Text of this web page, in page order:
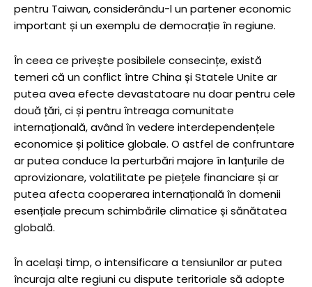
pentru Taiwan, considerându-l un partener economic
important și un exemplu de democrație în regiune.
În ceea ce privește posibilele consecințe, există
temeri că un conflict între China și Statele Unite ar
putea avea efecte devastatoare nu doar pentru cele
două țări, ci și pentru întreaga comunitate
internațională, având în vedere interdependențele
economice și politice globale. O astfel de confruntare
ar putea conduce la perturbări majore în lanțurile de
aprovizionare, volatilitate pe piețele financiare și ar
putea afecta cooperarea internațională în domenii
esențiale precum schimbările climatice și sănătatea
globală.
În același timp, o intensificare a tensiunilor ar putea
încuraja alte regiuni cu dispute teritoriale să adopte